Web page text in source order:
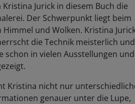
Kristina Jurick in diesem Buch die
Der Schwerpunkt liegt beim
Himmel und Wolken. Kristina
die Technik meisterlich
schon in vielen Ausstellungen und
Kristina nicht nur
genauer unter die Lupe,